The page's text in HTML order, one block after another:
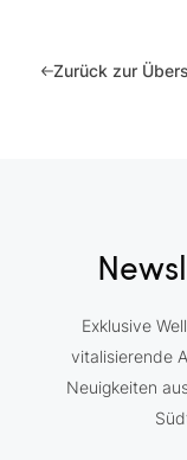
Zurück zur
Exklusive
vitalisierende
Neuigkeiten